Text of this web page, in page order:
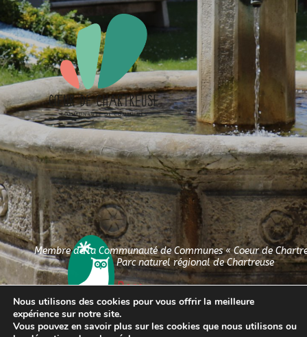
Membre de la Communauté de Communes « Coeur de
Parc naturel régional de Chartreuse
Nous utilisons des cookies pour vous offrir la meilleure
expérience sur notre site.
Vous pouvez en savoir plus sur les cookies que nous utilisons ou